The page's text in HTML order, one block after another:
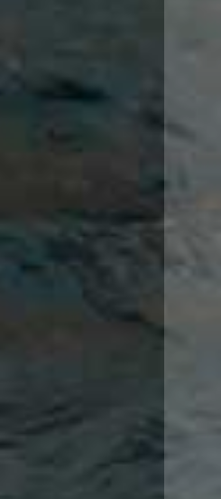
Sedi Regionali
Ricerca
Manuale
Centri
C. F. Complesso